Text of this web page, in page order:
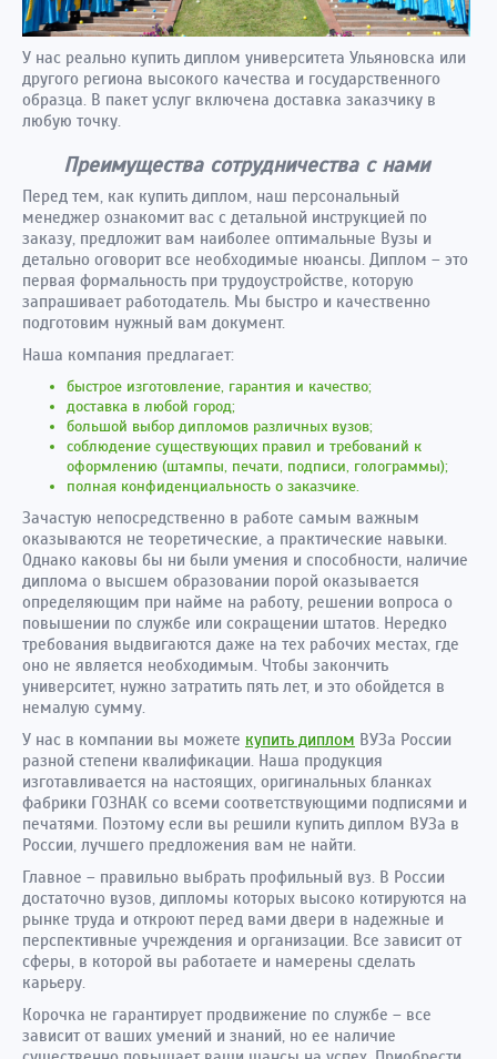
У нас реально купить диплом университета Ульяновска или
другого региона высокого качества и государственного
образца. В пакет услуг включена доставка заказчику в
любую точку.
Преимущества сотрудничества с нами
Перед тем, как купить диплом, наш персональный
менеджер ознакомит вас с детальной инструкцией по
заказу, предложит вам наиболее оптимальные Вузы и
детально оговорит все необходимые нюансы. Диплом – это
первая формальность при трудоустройстве, которую
запрашивает работодатель. Мы быстро и качественно
подготовим нужный вам документ.
Наша компания предлагает:
быстрое изготовление, гарантия и качество;
доставка в любой город;
большой выбор дипломов различных вузов;
соблюдение существующих правил и требований к
оформлению (штампы, печати, подписи, голограммы);
полная конфиденциальность о заказчике.
Зачастую непосредственно в работе самым важным
оказываются не теоретические, а практические навыки.
Однако каковы бы ни были умения и способности, наличие
диплома о высшем образовании порой оказывается
определяющим при найме на работу, решении вопроса о
повышении по службе или сокращении штатов. Нередко
требования выдвигаются даже на тех рабочих местах, где
оно не является необходимым. Чтобы закончить
университет, нужно затратить пять лет, и это обойдется в
немалую сумму.
У нас в компании вы можете купить диплом ВУЗа России
разной степени квалификации. Наша продукция
изготавливается на настоящих, оригинальных бланках
фабрики ГОЗНАК со всеми соответствующими подписями и
печатями. Поэтому если вы решили купить диплом ВУЗа в
России, лучшего предложения вам не найти.
Главное – правильно выбрать профильный вуз. В России
достаточно вузов, дипломы которых высоко котируются на
рынке труда и откроют перед вами двери в надежные и
перспективные учреждения и организации. Все зависит от
сферы, в которой вы работаете и намерены сделать
карьеру.
Корочка не гарантирует продвижение по службе – все
зависит от ваших умений и знаний, но ее наличие